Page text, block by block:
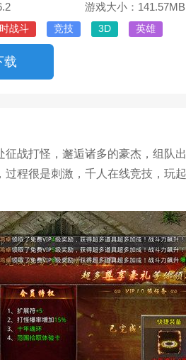
游戏大小：141.57MB
战斗 竞技 3D 英雄
载
战打怪，邂逅诸多的豪杰，组队
程很是刺激，千人在线竞技，玩